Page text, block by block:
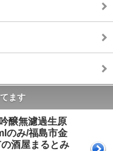
ます
醸無濾過生原
み/福島市金
酒屋まるとみ